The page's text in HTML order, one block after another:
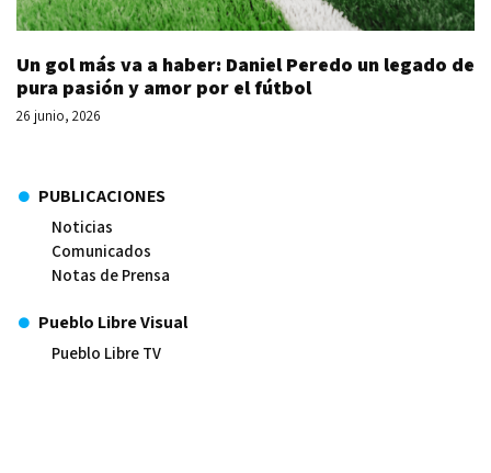
Un gol más va a haber: Daniel Peredo un legado de
pura pasión y amor por el fútbol
26 junio, 2026
PUBLICACIONES
Noticias
Comunicados
Notas de Prensa
Pueblo Libre Visual
Pueblo Libre TV